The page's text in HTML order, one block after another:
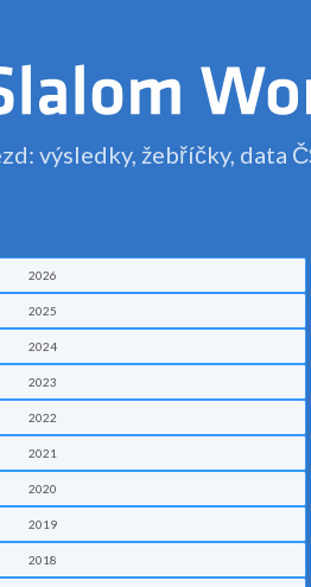
výsledky, žebříčky, data
2026
2025
2024
2023
2022
2021
2020
2019
2018